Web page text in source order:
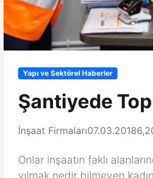
Yapı ve Sektörel Haberler
Şantiyede
İnşaat Firmaları07.03.2018
Onlar inşaatın faklı
yılmak nedir bilmeyen